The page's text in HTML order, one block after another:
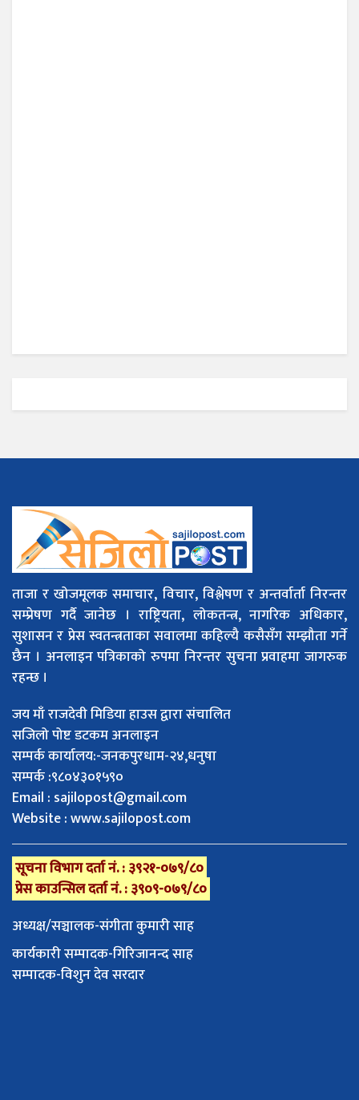
ताजा र खोजमूलक समाचार, विचार, विश्लेषण र अन्तर्वार्ता निरन्तर
सम्प्रेषण गर्दै जानेछ । राष्ट्रियता, लोकतन्त्र, नागरिक अधिकार,
सुशासन र प्रेस स्वतन्त्रताका सवालमा कहिल्यै कसैसँग सम्झौता गर्ने
छैन । अनलाइन पत्रिकाको रुपमा निरन्तर सुचना प्रवाहमा जागरुक
रहन्छ ।
जय माँ राजदेवी मिडिया हाउस द्वारा संचालित
सजिलो पोष्ट डटकम अनलाइन
सम्पर्क कार्यालय:-जनकपुरधाम-२४,धनुषा
सम्पर्क :९८०४३०१५९०
Email : sajilopost@gmail.com
Website : www.sajilopost.com
सूचना विभाग दर्ता नं. : ३९२१-०७९/८०
प्रेस काउन्सिल दर्ता नं. : ३९०९-०७९/८०
अध्यक्ष/सञ्चालक-संगीता कुमारी साह
कार्यकारी सम्पादक-गिरिजानन्द साह
सम्पादक-विशुन देव सरदार